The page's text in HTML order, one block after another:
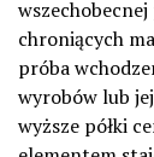
chroniących
próba
wyrobów lub
wyższe półki